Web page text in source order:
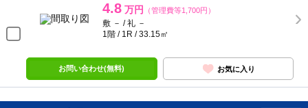
4.8 万円 （管理費等1,700円）
敷 － / 礼 －
1階 / 1R / 33.15㎡
お問い合わせ(無料) お気に入り